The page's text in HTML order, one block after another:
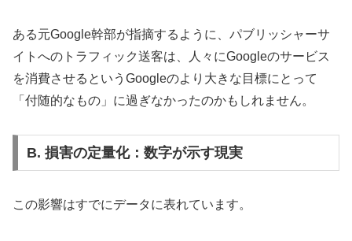
ある元Google幹部が指摘するように、パブリッシャーサ
イトへのトラフィック送客は、人々にGoogleのサービス
を消費させるというGoogleのより大きな目標にとって
「付随的なもの」に過ぎなかったのかもしれません。
B. 損害の定量化：数字が示す現実
この影響はすでにデータに表れています。